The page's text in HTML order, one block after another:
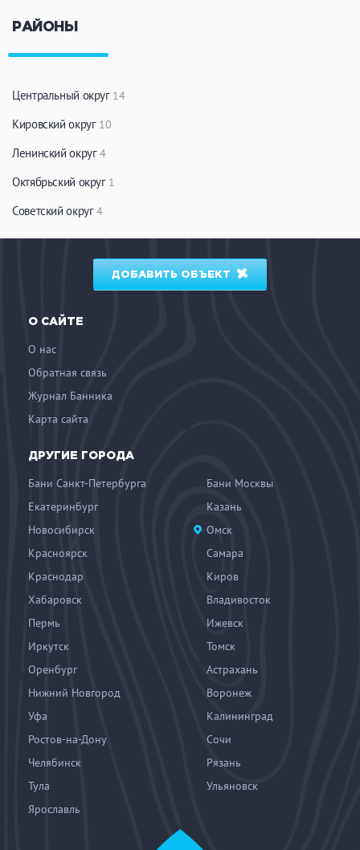
РАЙОНЫ
Центральный округ 14
Кировский округ 10
Ленинский округ4
Октябрьский округ 1
Советский округ4
ДОБАВИТЬ ОБЪЕКТ
О САЙТЕ
О нас
Обратная связь
Журнал Банника
Карта сайта
ДРУГИЕ ГОРОДА
Бани Санкт-Петербурга
Бани Москвы
Екатеринбург
Казань
Новосибирск
Омск
Красноярск
Самара
Краснодар
Киров
Хабаровск
Владивосток
Пермь
Ижевск
Иркутск
Томск
Оренбург
Астрахань
Нижний Новгород
Воронеж
Уфа
Калининград
Ростов-на-Дону
Сочи
Челябинск
Рязань
Тула
Ульяновск
Ярославль